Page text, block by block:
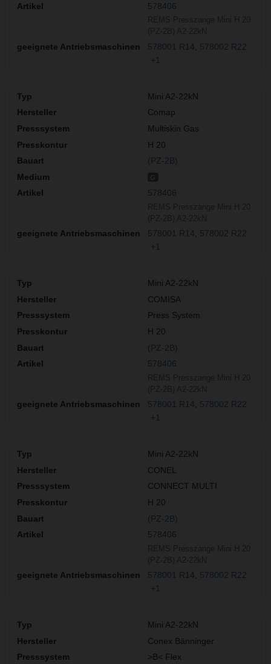
578406
578001 R14
578002 R22
+1
Mini A2-22kN
Comap
Multiskin Gas
H 20
(PZ-2B)
578406
578001 R14
578002 R22
+1
Mini A2-22kN
COMISA
Press System
H 20
(PZ-2B)
578406
578001 R14
578002 R22
+1
Mini A2-22kN
CONEL
CONNECT MULTI
H 20
(PZ-2B)
578406
578001 R14
578002 R22
+1
Mini A2-22kN
Conex Bänninger
>B< Flex